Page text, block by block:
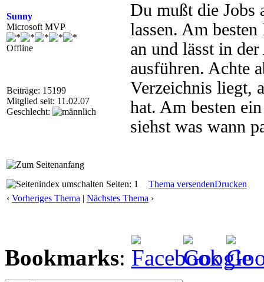
Sunny
Microsoft MVP
Offline
Beiträge: 15199
Mitglied seit: 11.02.07
Geschlecht:
Du mußt die Jobs
lassen. Am
an und lässt in
ausführen. Achte
Verzeichnis liegt,
hat. Am besten
siehst was wann
Seiten: 1 Thema versendenDrucken
‹ Vorheriges Thema | Nächstes Thema ›
Bookmarks: